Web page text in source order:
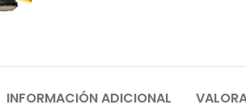
INFORMACIÓN ADICIONAL